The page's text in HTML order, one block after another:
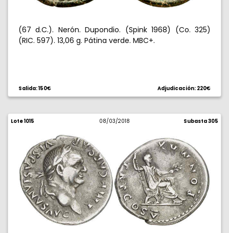
(67 d.C.). Nerón. Dupondio. (Spink 1968) (Co. 325)
(RIC. 597). 13,06 g. Pátina verde. MBC+.
Salida: 150€ Adjudicación: 220€
Lote 1015 08/03/2018 Subasta 305